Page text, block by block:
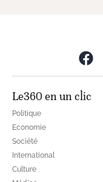
Le360 en un clic
Politique
Economie
Société
International
Culture